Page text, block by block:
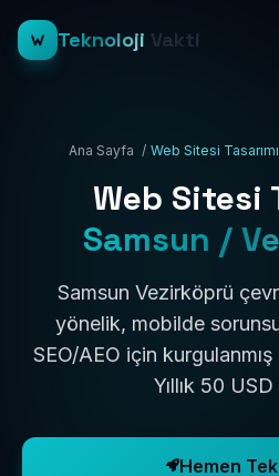
Teknoloji Vakti
Ana Sayfa / Web Sitesi Tasarımı
Web Sitesi
Samsun /
Samsun Vezirköprü
yönelik, mobilde
SEO/AEO için kurgulanmış
Yıllık 50
Hemen